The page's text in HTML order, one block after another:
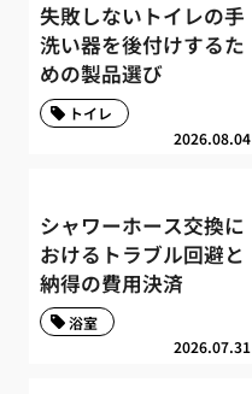
失敗しないトイレの手
洗い器を後付けするた
めの製品選び
2026.08.04
トイレ
シャワーホース交換に
おけるトラブル回避と
納得の費用決済
2026.07.31
浴室